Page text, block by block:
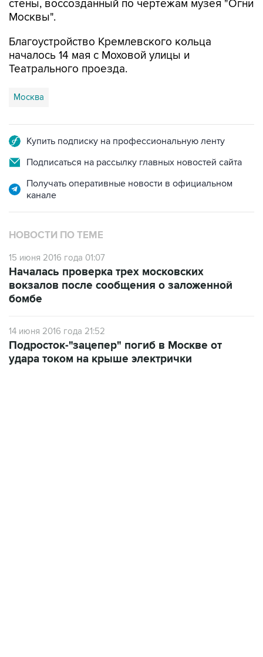
Благоустройство Кремлевского кольца
Театрального проезда.
Москва
Подписаться на рассылку главных новостей сайта
Получать оперативные новости в официальном
НОВОСТИ ПО ТЕМЕ
15 июня 2016 года 01:07
вокзалов после сообщения о заложенной
бомбе
удара током на крыше электрички